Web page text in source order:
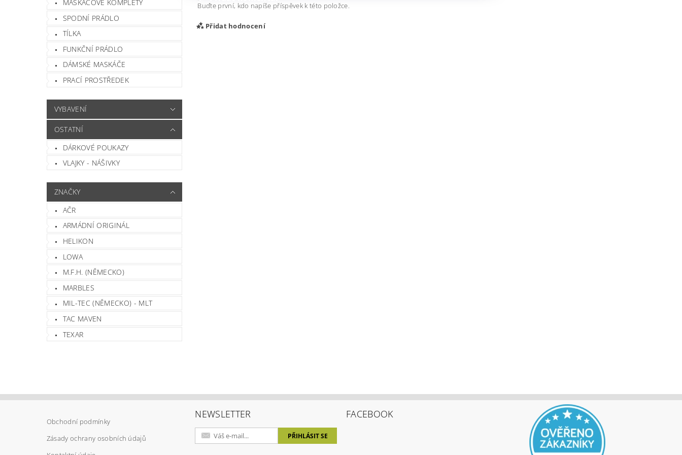
MASKÁČOVÉ KOMPLETY
SPODNÍ PRÁDLO
TÍLKA
FUNKČNÍ PRÁDLO
DÁMSKÉ MASKÁČE
PRACÍ PROSTŘEDEK
VYBAVENÍ
OSTATNÍ
DÁRKOVÉ POUKAZY
VLAJKY - NÁŠIVKY
ZNAČKY
AČR
ARMÁDNÍ ORIGINÁL
HELIKON
LOWA
M.F.H. (NĚMECKO)
MARBLES
MIL-TEC (NĚMECKO) - MLT
TAC MAVEN
TEXAR
Buďte první, kdo napíše příspěvek k této položce.
Přidat hodnocení
Obchodní podmínky
Zásady ochrany osobních údajů
NEWSLETTER FACEBOOK